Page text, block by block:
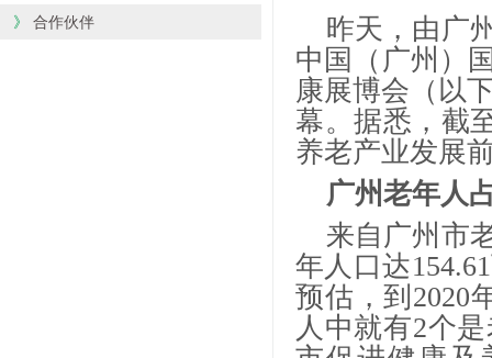
》 合作伙伴
昨天，由广
中国（广州）
康展博会（以
幕。据悉，截
养老产业发展
广州老年人
来自广州市
年人口达
预估，到2020
人中就有2个